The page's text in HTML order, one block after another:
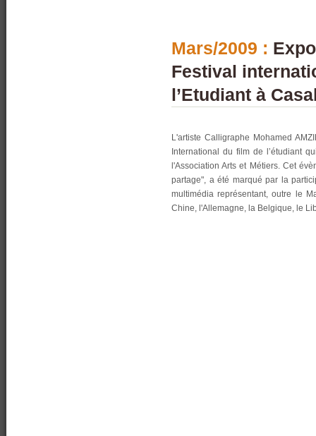
Mars/2009 :
Festival
l’Etudiant à
L'artiste Calligraphe Mohamed
International du film de l’étudiant
l'Association Arts et Métiers. Cet
partage", a été marqué par la
multimédia représentant, outre le
Chine, l'Allemagne, la Belgique, le